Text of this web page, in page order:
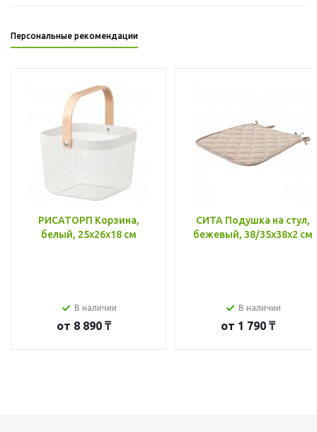
Персональные рекомендации
РИСАТОРП Корзина,
белый, 25x26x18 см
В наличии
от 8 890 ₸
СИТА Подушка на стул,
бежевый, 38/35x38x2 см
В наличии
от 1 790 ₸